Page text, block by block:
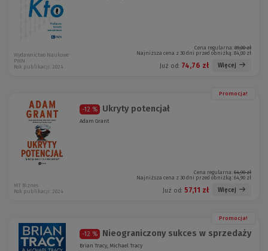
Cena regularna: 89,00 zł
Najniższa cena z 30 dni przed obniżką: 84,00 zł
Już od: 74,76 zł Więcej
Wydawnictwo Naukowe
PWN
Rok publikacji: 2024
Promocja!
-12 % Ukryty potencjał
Adam Grant
Cena regularna: 64,90 zł
Najniższa cena z 30 dni przed obniżką: 64,90 zł
Już od: 57,11 zł Więcej
MT Biznes
Rok publikacji: 2024
Promocja!
-12 % Nieograniczony sukces w sprzedaży
Brian Tracy, Michael Tracy